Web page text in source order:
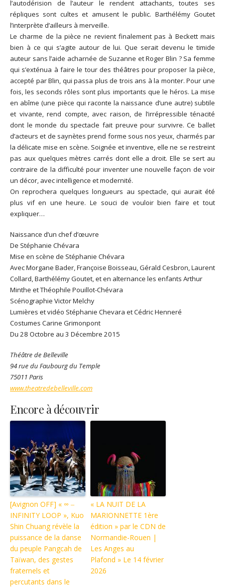
l’autodérision de l’auteur le rendent attachants, toutes ses
répliques sont cultes et amusent le public. Barthélémy Goutet
l’interprète d’ailleurs à merveille.
Le charme de la pièce ne revient finalement pas à Beckett mais
bien à ce qui s’agite autour de lui. Que serait devenu le timide
auteur sans l’aide acharnée de Suzanne et Roger Blin ? Sa femme
qui s’exténua à faire le tour des théâtres pour proposer la pièce,
accepté par Blin, qui passa plus de trois ans à la monter. Pour une
fois, les seconds rôles sont plus importants que le héros. La mise
en abîme (une pièce qui raconte la naissance d’une autre) subtile
et vivante, rend compte, avec raison, de l’irrépressible ténacité
dont le monde du spectacle fait preuve pour survivre. Ce ballet
d’acteurs et de saynètes prend forme sous nos yeux, charmés par
la délicate mise en scène. Soignée et inventive, elle ne se restreint
pas aux quelques mètres carrés dont elle a droit. Elle se sert au
contraire de la difficulté pour inventer une nouvelle façon de voir
un décor, avec intelligence et modernité.
On reprochera quelques longueurs au spectacle, qui aurait été
plus vif en une heure. Le souci de vouloir bien faire et tout
expliquer…
Naissance d’un chef d’œuvre
De Stéphanie Chévara
Mise en scène de Stéphanie Chévara
Avec Morgane Bader, Françoise Boisseau, Gérald Cesbron, Laurent
Collard, Barthélémy Goutet, et en alternance les enfants Arthur
Minthe et Théophile Pouillot-Chévara
Scénographie Victor Melchy
Lumières et vidéo Stéphanie Chevara et Cédric Henneré
Costumes Carine Grimonpont
Du 28 Octobre au 3 Décembre 2015
Théâtre de Belleville
94 rue du Faubourg du Temple
75011 Paris
www.theatredebelleville.com
Encore à découvrir
[Avignon OFF] « ∞ ‒
INFINITY LOOP », Kuo
Shin Chuang révèle la
puissance de la danse
du peuple Pangcah de
Taïwan, des gestes
fraternels et
percutants dans le
« LA NUIT DE LA
MARIONNETTE 1ère
édition » par le CDN de
Normandie-Rouen |
Les Anges au
Plafond » Le 14 février
2026